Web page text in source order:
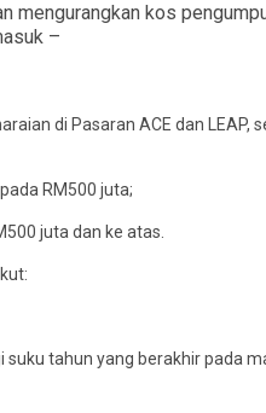
mengurangkan kos
–
di Pasaran ACE dan LEAP,
RM500 juta;
juta dan ke atas.
suku tahun yang berakhir pada